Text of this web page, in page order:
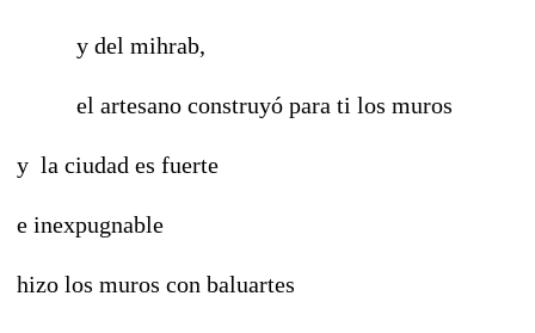
y del mihrab,
el artesano construyó para ti los muros
y la ciudad es fuerte
e inexpugnable
hizo los muros con baluartes